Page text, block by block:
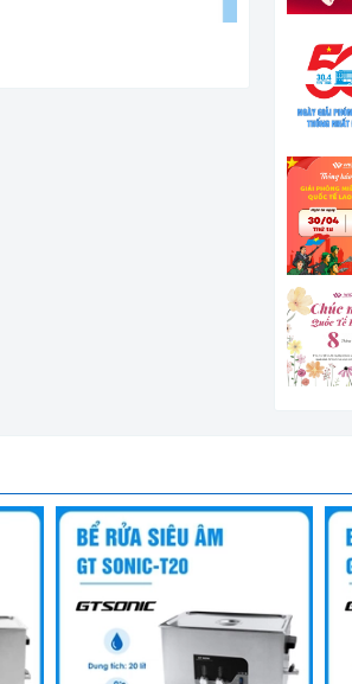
đảm bảo đáp ứng đầy
và ẩm mốc, giúp sản phẩm
điện.
toàn cho mẫu